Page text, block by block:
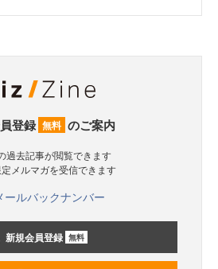
登録 無料 のご案内
過去記事が閲覧できます
定メルマガを受信できます
ールバックナンバー
新規会員登録 無料